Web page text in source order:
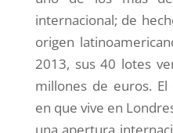
internacional; de
origen
2013, sus 40 lotes
millones de euros.
en que vive en